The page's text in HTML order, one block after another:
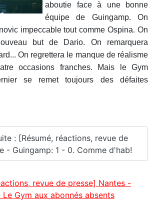
aboutie face à une bonne
équipe de Guingamp. On
impeccable tout comme Ospina. On
but de Dario. On remarquera
On regrettera le manque de réalisme
occasions franches. Mais le Gym
se remet toujours des défaites
: [Résumé, réactions, revue de
- Guingamp: 1 - 0. Comme d'hab!
revue de presse] Nantes -
Gym aux abonnés absents